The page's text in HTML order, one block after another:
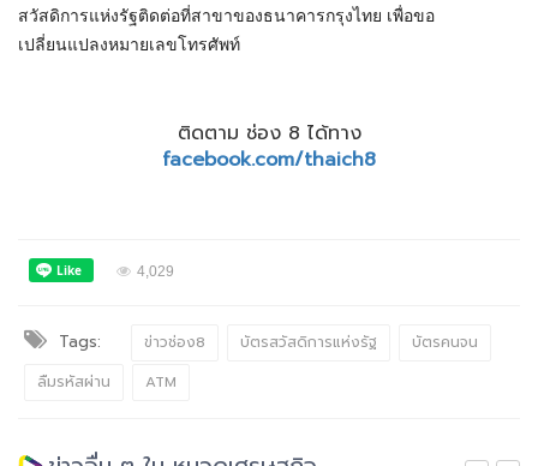
สวัสดิการแห่งรัฐติดต่อที่สาขาของธนาคารกรุงไทย เพื่อขอ
เปลี่ยนแปลงหมายเลขโทรศัพท์
ติดตาม ช่อง 8 ได้ทาง
facebook.com/thaich8
4,029
Tags: ข่าวช่อง8 บัตรสวัสดิการแห่งรัฐ
บัตรคนจน
ลืมรหัสผ่าน
ATM